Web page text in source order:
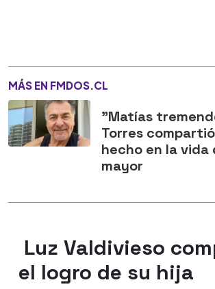
MÁS EN FMDOS.CL
"Matías
Torres
hecho en la vida
mayor
Luz Valdivieso
el logro de su hija